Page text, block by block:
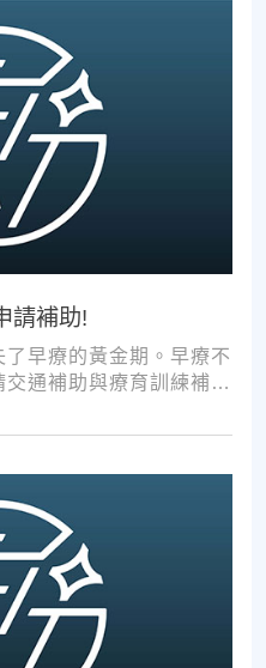
請補助!
早療的黃金期。早療不
通補助與療育訓練補